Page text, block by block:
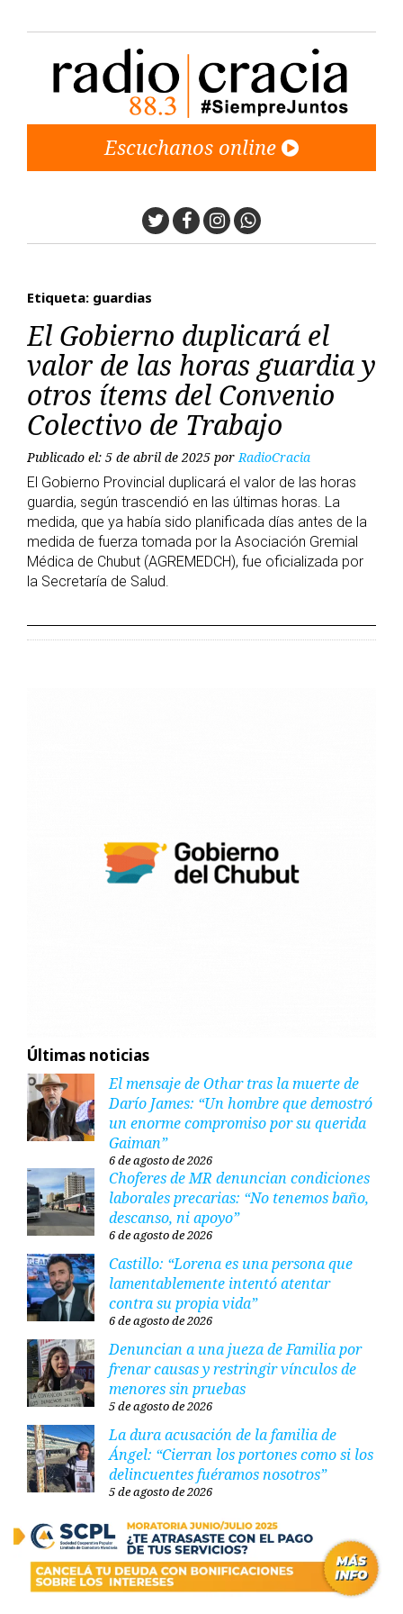
Escuchanos online
TwitterFacebook
Instagram
Whatsapp
Etiqueta: guardias
El Gobierno duplicará el
valor de las horas guardia y
otros ítems del Convenio
Colectivo de Trabajo
Publicado el: 5 de abril de 2025 porRadioCracia
El Gobierno Provincial duplicará el valor de las horas
guardia, según trascendió en las últimas horas. La
medida, que ya había sido planificada días antes de la
medida de fuerza tomada por la Asociación Gremial
Médica de Chubut (AGREMEDCH), fue oficializada por
la Secretaría de Salud.
Últimas noticias
El mensaje de Othar tras la muerte de
Darío James: “Un hombre que demostró
un enorme compromiso por su querida
Gaiman”
6 de agosto de 2026
Choferes de MR denuncian condiciones
laborales precarias: “No tenemos baño,
descanso, ni apoyo”
6 de agosto de 2026
Castillo: “Lorena es una persona que
lamentablemente intentó atentar
contra su propia vida”
6 de agosto de 2026
Denuncian a una jueza de Familia por
frenar causas y restringir vínculos de
menores sin pruebas
5 de agosto de 2026
La dura acusación de la familia de
Ángel: “Cierran los portones como si los
delincuentes fuéramos nosotros”
5 de agosto de 2026